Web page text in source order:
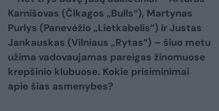
Karnišovas (Čikagos „Bulls“), Martynas
Purlys (Panevėžio „Lietkabelis“) ir Justas
Jankauskas (Vilniaus „Rytas“) – šiuo metu
užima vadovaujamas pareigas žinomuose
krepšinio klubuose. Kokie prisiminimai
apie šias asmenybes?